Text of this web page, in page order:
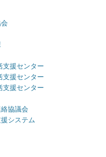
支援センター
支援センター
支援センター
協議会
システム